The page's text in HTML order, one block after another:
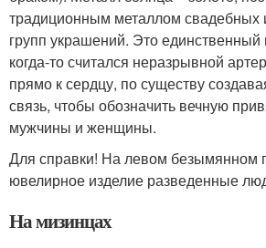
традиционным металлом свадебных
групп украшений. Это единственный
когда-то считался неразрывной
прямо к сердцу, по существу
связь, чтобы обозначить вечную
мужчины и женщины.
Для справки! На левом безымянном
ювелирное изделие разведенные
На мизинцах